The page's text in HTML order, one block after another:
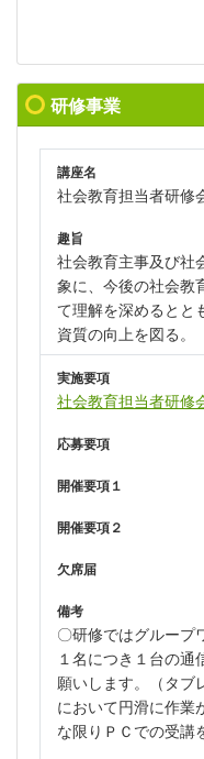
研修事業
講座名
社会教育担当者研修
趣旨
社会教育主事及び社
象に、今後の社会教
て理解を深めるとと
資質の向上を図る。
実施要項
社会教育担当者研修
応募要項
開催要項１
開催要項２
欠席届
備考
〇研修ではグループ
１名につき１台の
願いします。（タブ
において円滑に作業
な限りＰＣでの受講